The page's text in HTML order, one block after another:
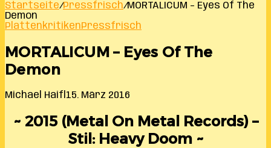
Startseite/Pressfrisch/MORTALICUM – Eyes Of The
Demon
PlattenkritikenPressfrisch
MORTALICUM – Eyes Of The
Demon
Michael Haifl 15. März 2016
~ 2015 (Metal On Metal Records) –
Stil: Heavy Doom ~